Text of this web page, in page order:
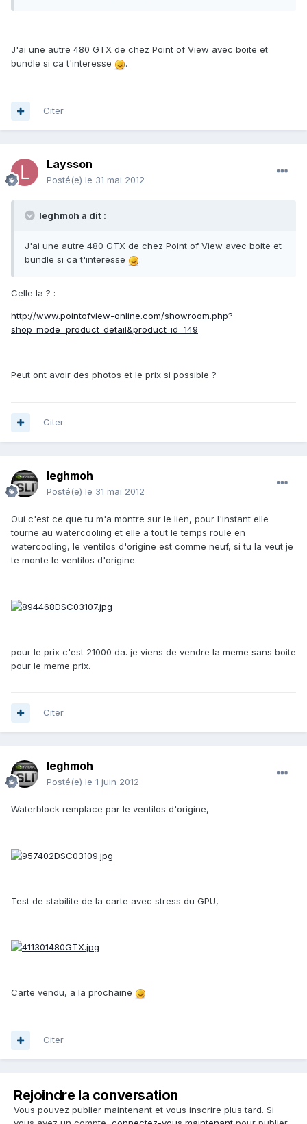
J'ai une autre 480 GTX de chez Point of View avec boite et
bundle si ca t'interesse
.
Citer
Laysson
Posté(e) le 31 mai 2012
leghmoh a dit :
J'ai une autre 480 GTX de chez Point of View avec boite et
bundle si ca t'interesse
.
Celle la ? :
http://www.pointofview-online.com/showroom.php?
shop_mode=product_detail&product_id=149
Peut ont avoir des photos et le prix si possible ?
Citer
leghmoh
Posté(e) le 31 mai 2012
Oui c'est ce que tu m'a montre sur le lien, pour l'instant elle
tourne au watercooling et elle a tout le temps roule en
watercooling, le ventilos d'origine est comme neuf, si tu la veut je
te monte le ventilos d'origine.
pour le prix c'est 21000 da. je viens de vendre la meme sans boite
pour le meme prix.
Citer
leghmoh
Posté(e) le 1 juin 2012
Waterblock remplace par le ventilos d'origine,
Test de stabilite de la carte avec stress du GPU,
Carte vendu, a la prochaine
Citer
Rejoindre la conversation
Vous pouvez publier maintenant et vous inscrire plus tard. Si